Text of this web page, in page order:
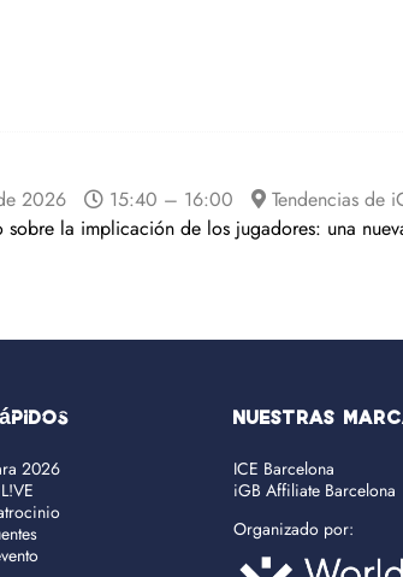
2026
15:40 – 16:00
Tendencias de
sobre la implicación de los jugadores: una
2026
NUESTRAS
ICE Barcelona
iGB Affiliate Barcelona
Organizado por: